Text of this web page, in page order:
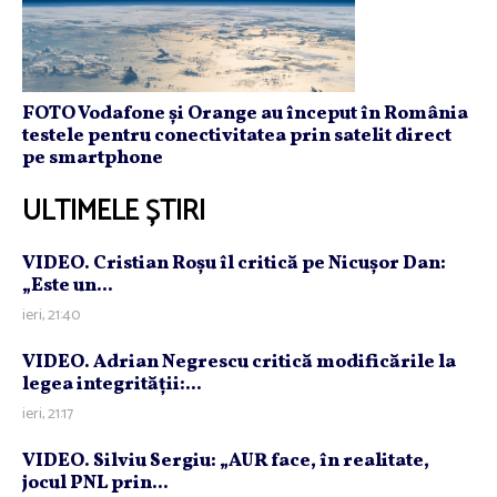
FOTO Vodafone și Orange au început în România
testele pentru conectivitatea prin satelit direct
pe smartphone
ULTIMELE ȘTIRI
VIDEO. Cristian Roşu îl critică pe Nicuşor Dan:
„Este un...
ieri, 21:40
VIDEO. Adrian Negrescu critică modificările la
legea integrităţii:...
ieri, 21:17
VIDEO. Silviu Sergiu: „AUR face, în realitate,
jocul PNL prin...